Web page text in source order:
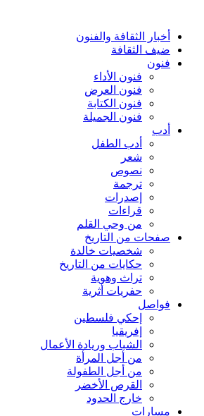
أخبار الثقافة والفنون
ضيف الثقافة
فنون
فنون الأداء
فنون العرض
فنون الكتابة
فنون الجميلة
أدب
أدب الطفل
شعر
نصوص
ترجمة
إصدرات
قراءات
من وحي القلم
صفحات من التاريخ
شخصيات خالدة
حكايات من التاريخ
تراث وهوية
حفريات أثرية
فواصل
إحكي فلسطين
إفريقيا
الشباب وريادة الأعمال
من أجل المرأة
من أجل الطفولة
القرص الأخضر
خارج الحدود
مسارات